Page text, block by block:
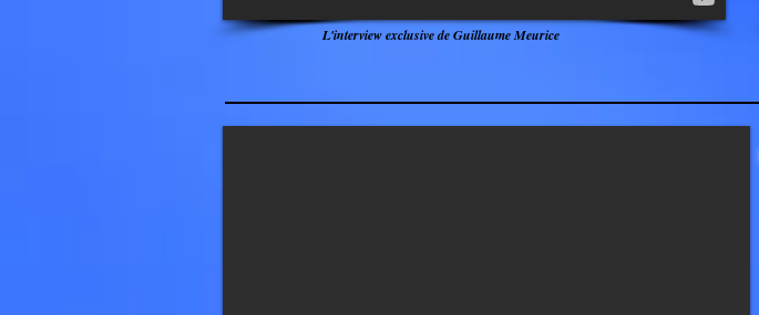
L'interview exclusive de Guillaume Meurice